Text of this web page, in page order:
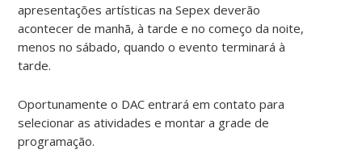
apresentações artísticas na Sepex deverão
acontecer de manhã, à tarde e no começo da noite,
menos no sábado, quando o evento terminará à
tarde.
Oportunamente o DAC entrará em contato para
selecionar as atividades e montar a grade de
programação.